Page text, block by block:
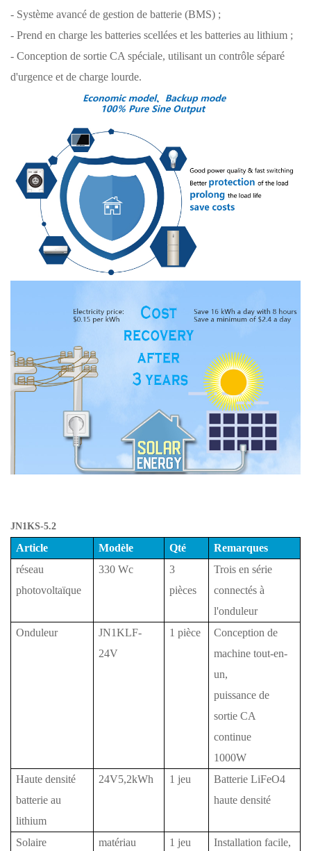
- Système avancé de gestion de batterie (BMS) ;
- Prend en charge les batteries scellées et les batteries au lithium ;
- Conception de sortie CA spéciale, utilisant un contrôle séparé
d'urgence et de charge lourde.
JN1KS-5.2
Article Modèle Qté
Remarques
réseau
photovoltaïque
330 Wc
3
pièces
Trois en série
connectés à
l'onduleur
Onduleur
JN1KLF-
24V
1 pièce
Conception de
machine tout-en-
un,
puissance de
sortie CA
continue
1000W
Haute densité
batterie au
lithium
24V5,2kWh 1 jeu
Batterie LiFeO4
haute densité
Solaire
matériau
1 jeu
Installation facile,